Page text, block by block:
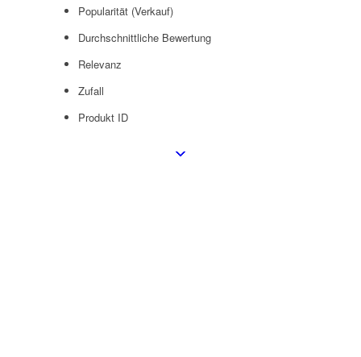
Popularität (Verkauf)
Durchschnittliche Bewertung
Relevanz
Zufall
Produkt ID